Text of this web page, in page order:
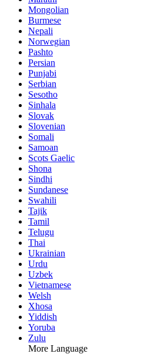
Mongolian
Burmese
Nepali
Norwegian
Pashto
Persian
Punjabi
Serbian
Sesotho
Sinhala
Slovak
Slovenian
Somali
Samoan
Scots Gaelic
Shona
Sindhi
Sundanese
Swahili
Tajik
Tamil
Telugu
Thai
Ukrainian
Urdu
Uzbek
Vietnamese
Welsh
Xhosa
Yiddish
Yoruba
Zulu
More Language